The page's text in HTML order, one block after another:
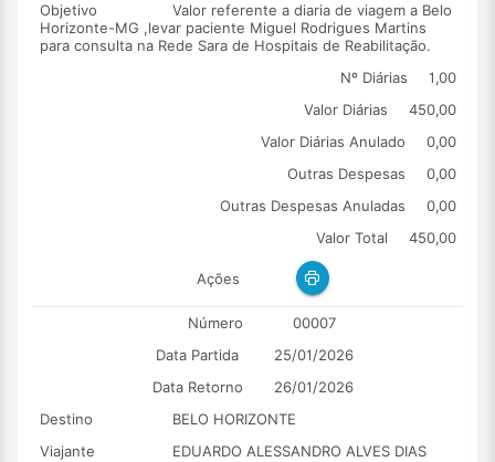
Objetivo
Valor referente a diaria de viagem a Belo
Horizonte-MG ,levar paciente Miguel Rodrigues Martins
para consulta na Rede Sara de Hospitais de Reabilitação.
Nº Diárias
1,00
Valor Diárias
450,00
Valor Diárias Anulado
0,00
Outras Despesas
0,00
Outras Despesas Anuladas
0,00
Valor Total
450,00
Ações
Número
00007
Data Partida
25/01/2026
Data Retorno
26/01/2026
Destino
BELO HORIZONTE
Viajante
EDUARDO ALESSANDRO ALVES DIAS